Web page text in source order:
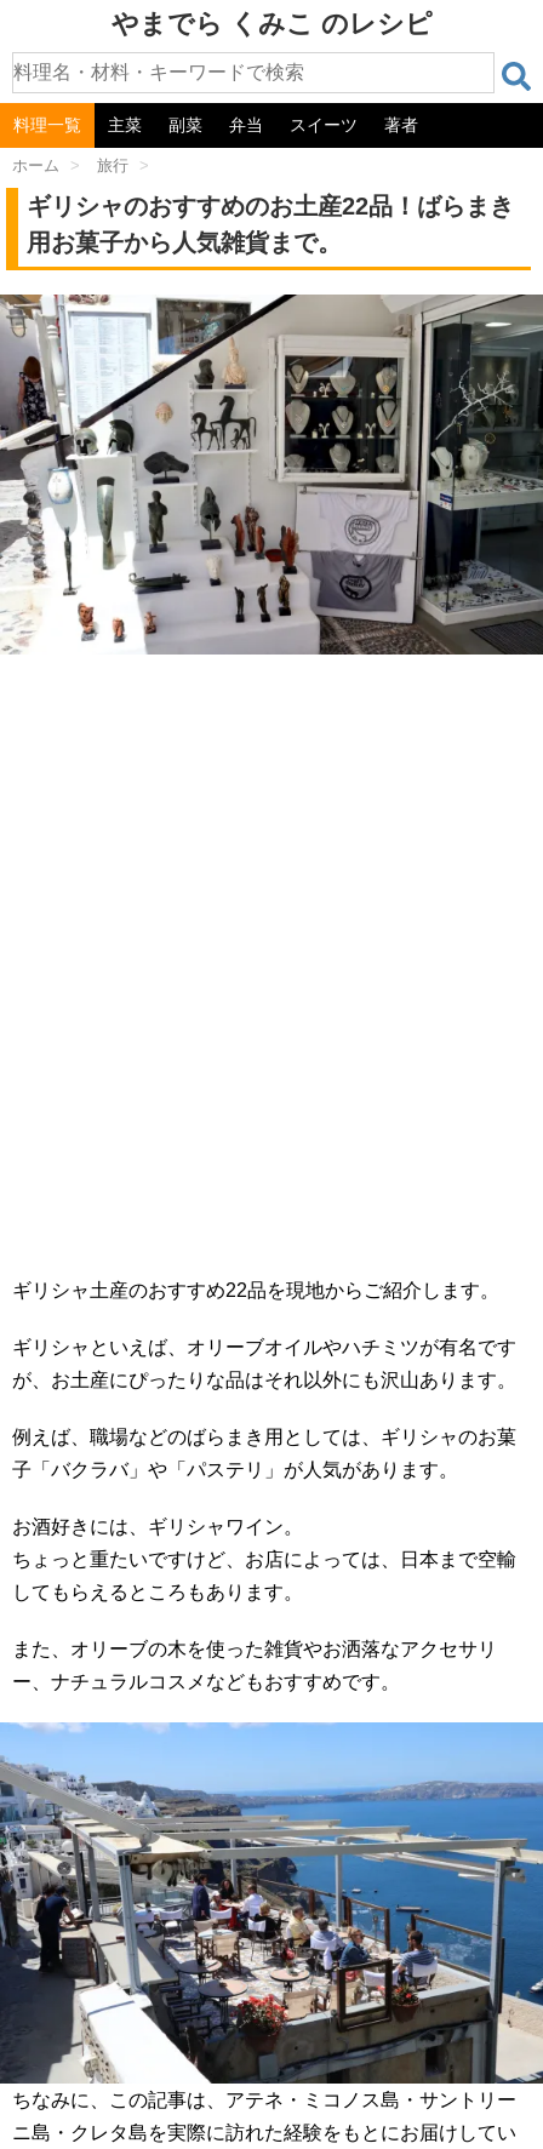
やまでら くみこ のレシピ
料理一覧 主菜 副菜 弁当 スイーツ 著者
ホーム > 旅行 >
ギリシャのおすすめのお土産22品！ばらまき
用お菓子から人気雑貨まで。
ギリシャ土産のおすすめ22品を現地からご紹介します。
ギリシャといえば、オリーブオイルやハチミツが有名です
が、お土産にぴったりな品はそれ以外にも沢山あります。
例えば、職場などのばらまき用としては、ギリシャのお菓
子「バクラバ」や「パステリ」が人気があります。
お酒好きには、ギリシャワイン。
ちょっと重たいですけど、お店によっては、日本まで空輸
してもらえるところもあります。
また、オリーブの木を使った雑貨やお洒落なアクセサリ
ー、ナチュラルコスメなどもおすすめです。
ちなみに、この記事は、アテネ・ミコノス島・サントリー
ニ島・クレタ島を実際に訪れた経験をもとにお届けしてい